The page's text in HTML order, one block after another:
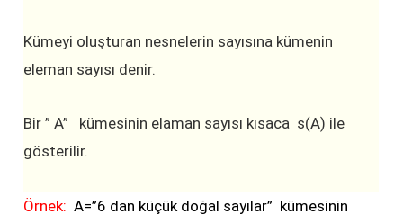
Kümeyi oluşturan nesnelerin sayısına kümenin
eleman sayısı denir.
Bir ” A” kümesinin elaman sayısı kısaca s(A) ile
gösterilir.
Örnek: A=”6 dan küçük doğal sayılar” kümesinin